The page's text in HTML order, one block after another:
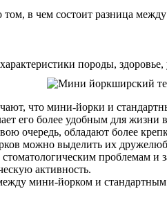
том, в чем состоит разница
породы,
что мини-йорки и
его более удобным для
очередь, обладают более
можно выделить их
проблемам и
активность.
мини-йорком и стандартным